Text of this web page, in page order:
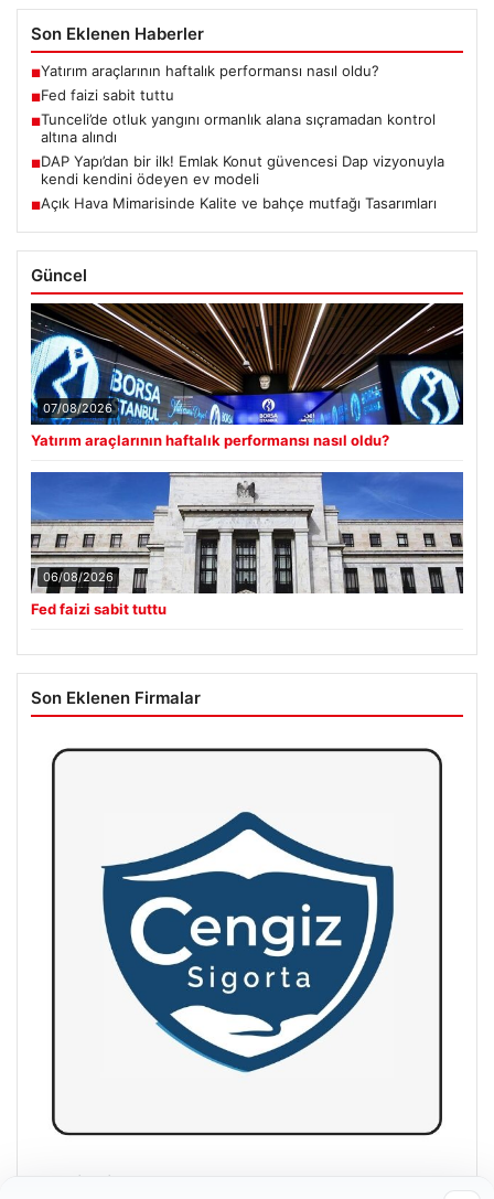
Son Eklenen Haberler
■Yatırım araçlarının haftalık performansı nasıl oldu?
■Fed faizi sabit tuttu
■Tunceli’de otluk yangını ormanlık alana sıçramadan kontrol
altına alındı
■DAP Yapı’dan bir ilk! Emlak Konut güvencesi Dap vizyonuyla
kendi kendini ödeyen ev modeli
■Açık Hava Mimarisinde Kalite ve bahçe mutfağı Tasarımları
Güncel
07/08/2026
Yatırım araçlarının haftalık performansı nasıl oldu?
06/08/2026
Fed faizi sabit tuttu
Son Eklenen Firmalar
Cengiz Sigorta